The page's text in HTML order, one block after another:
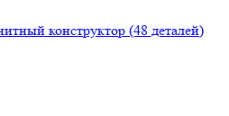
конструктор (48 деталей)